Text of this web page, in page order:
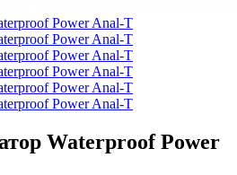
Waterproof Power